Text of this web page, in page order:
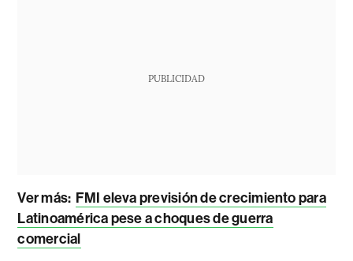
PUBLICIDAD
Ver más: FMI eleva previsión de crecimiento para
Latinoamérica pese a choques de guerra
comercial